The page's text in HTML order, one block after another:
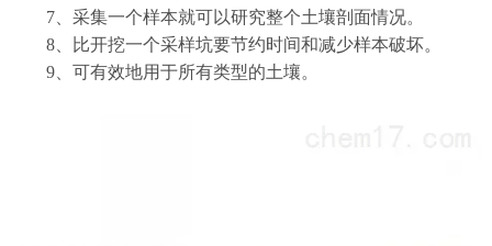
7、采集一个样本就可以研究整个土壤剖面情况。
8、比开挖一个采样坑要节约时间和减少样本破坏。
9、可有效地用于所有类型的土壤。